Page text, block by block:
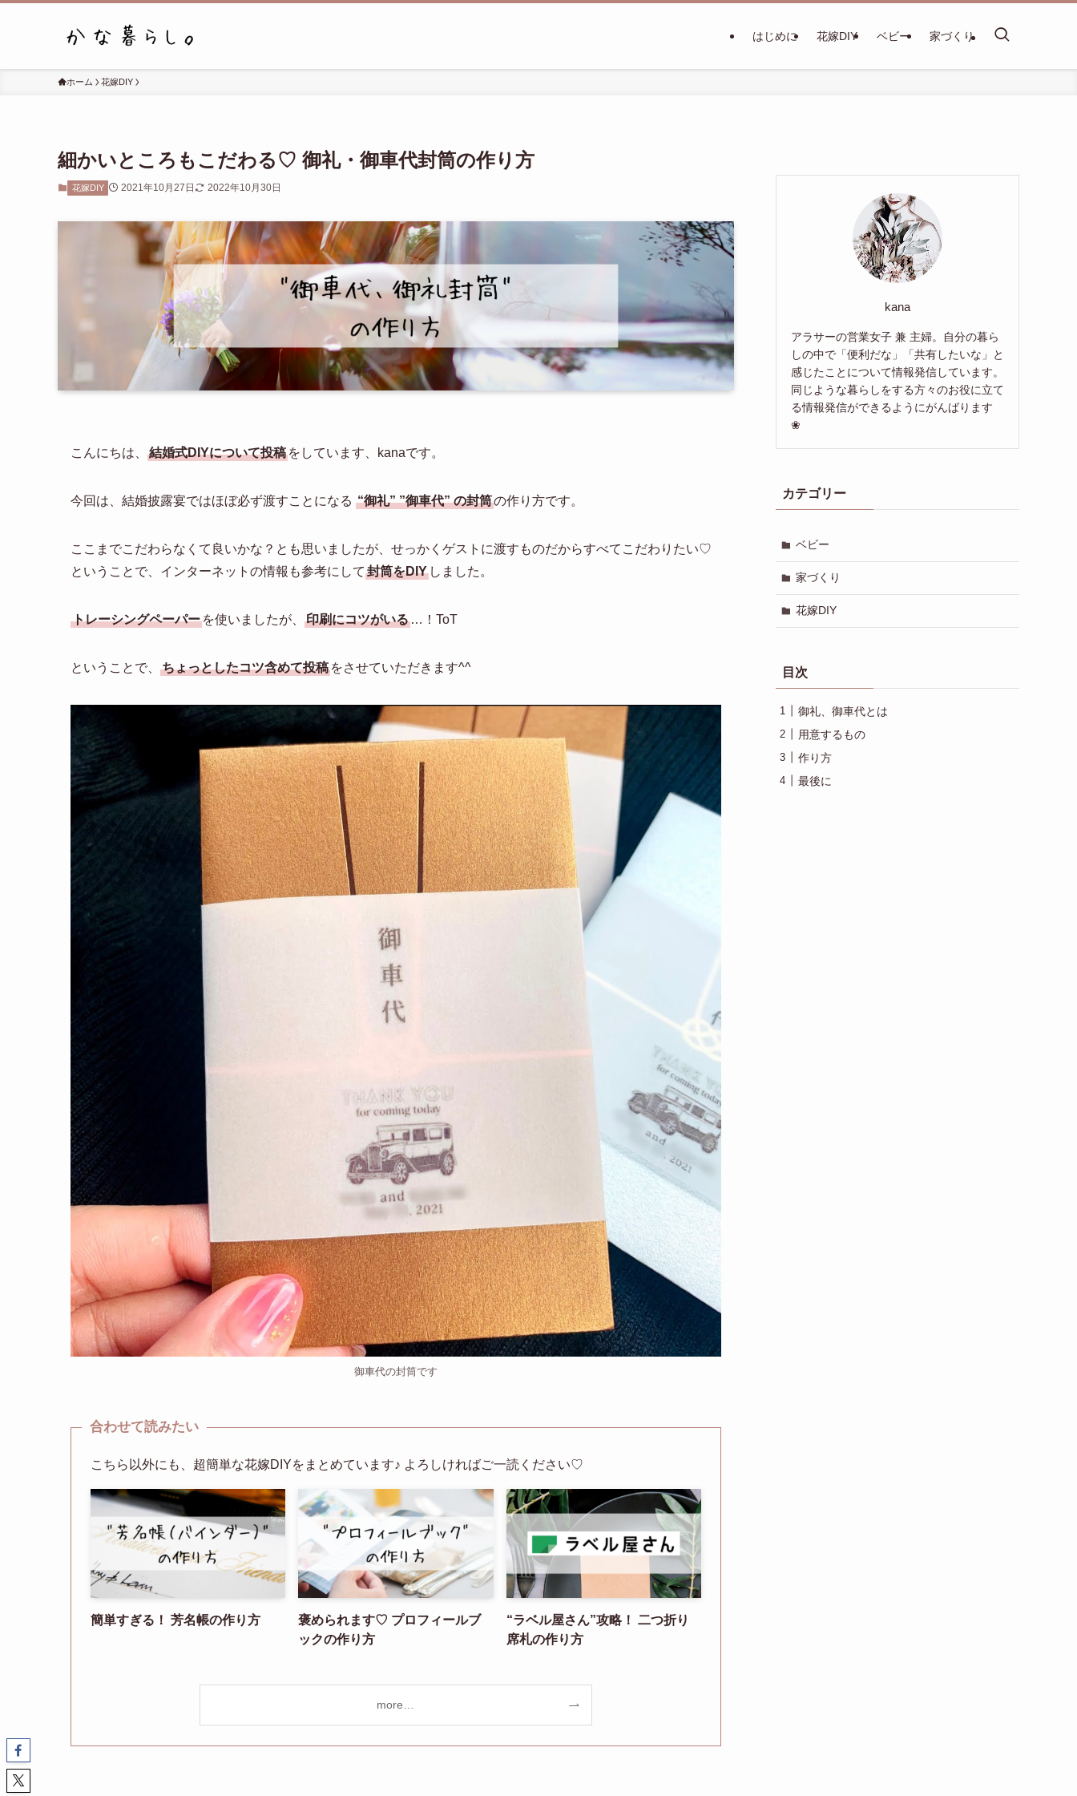
はじめに 花嫁DIY ベビー 家づくり
ホーム 花嫁DIY
細かいところもこだわる♡ 御礼・御車代封筒の作り方
花嫁DIY 2021年10月27日 2022年10月30日
こんにちは、 結婚式DIYについて投稿 をしています、 kanaです。
今回は、結婚披露宴ではほぼ必ず渡すことになる “御礼” ”御車代” の封筒の作り方です。
ここまでこだわらなくて良いかな？とも思いましたが、せっかくゲストに渡すものだからすべてこだわりたい♡
ということで、インターネットの情報も参考にして 封筒をDIY しました。
トレーシングペーパー を使いましたが、 印刷にコツがいる …！ToT
ということで、 ちょっとしたコツ含めて投稿 をさせていただきます^^
御車代の封筒です
合わせて読みたい
こちら以外にも、超簡単な花嫁DIYをまとめています♪ よろしければご一読ください♡
簡単すぎる！ 芳名帳の作り方
褒められます♡ プロフィールブ
ックの作り方
“ラベル屋さん”攻略！ 二つ折り
席札の作り方
more…
kana
アラサーの営業女子 兼 主婦。自分の暮ら
しの中で「便利だな」「共有したいな」と
感じたことについて情報発信しています。
同じような暮らしをする方々のお役に立て
る情報発信ができるようにがんばります
❀
カテゴリー
ベビー
家づくり
花嫁DIY
目次
御礼、御車代とは
用意するもの
作り方
最後に